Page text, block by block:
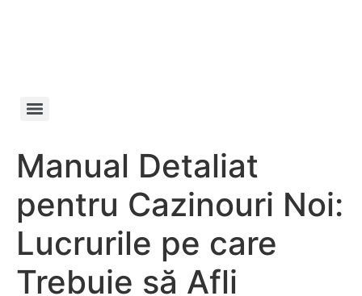
Manual Detaliat
pentru Cazinouri Noi:
Lucrurile pe care
Trebuie să Afli